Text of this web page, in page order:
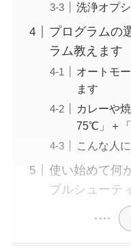
洗浄オプ
プログラムの
ラム教えます
オートモ
ます
カレーや
75℃」＋「
こんな人
使い始めて何
ブルシューテ